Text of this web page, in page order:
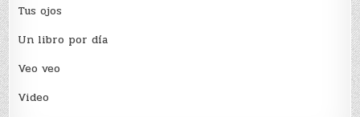
Tus ojos
Un libro por día
Veo veo
Video